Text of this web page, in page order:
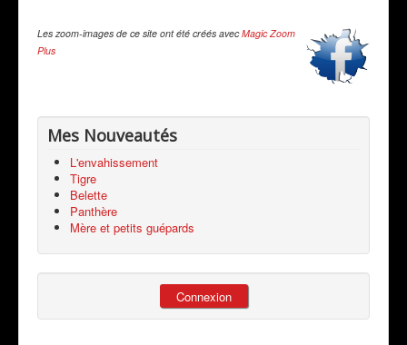
Les zoom-images de ce site ont été créés avecMagic Zoom
Plus
Mes Nouveautés
L'envahissement
Tigre
Belette
Panthère
Mère et petits guépards
Connexion